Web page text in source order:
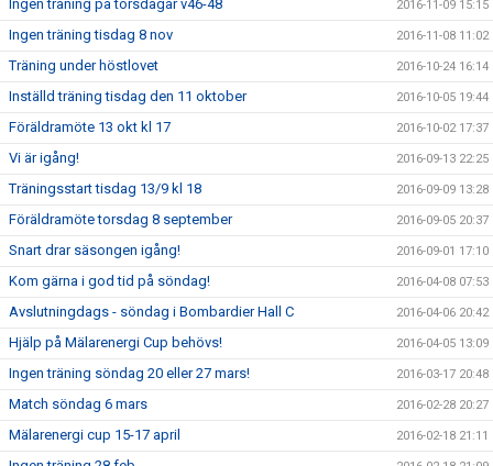
Ingen träning på torsdagar v46-48 2016-11-09 15:15
Ingen träning tisdag 8 nov 2016-11-08 11:02
Träning under höstlovet 2016-10-24 16:14
Inställd träning tisdag den 11 oktober 2016-10-05 19:44
Föräldramöte 13 okt kl 17 2016-10-02 17:37
Vi är igång! 2016-09-13 22:25
Träningsstart tisdag 13/9 kl 18 2016-09-09 13:28
Föräldramöte torsdag 8 september 2016-09-05 20:37
Snart drar säsongen igång! 2016-09-01 17:10
Kom gärna i god tid på söndag! 2016-04-08 07:53
Avslutningdags - söndag i Bombardier Hall C 2016-04-06 20:42
Hjälp på Mälarenergi Cup behövs! 2016-04-05 13:09
Ingen träning söndag 20 eller 27 mars! 2016-03-17 20:48
Match söndag 6 mars 2016-02-28 20:27
Mälarenergi cup 15-17 april 2016-02-18 21:11